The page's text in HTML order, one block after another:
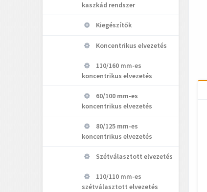
kaszkád rendszer
Kiegészítők
Koncentrikus elvezetés
110/160 mm-es
koncentrikus elvezetés
60/100 mm-es
koncentrikus elvezetés
80/125 mm-es
koncentrikus elvezetés
Szétválasztott elvezetés
110/110 mm-es
szétválasztott elvezetés